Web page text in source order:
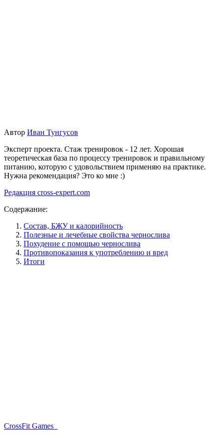
Автор Иван Тунгусов
Эксперт проекта. Стаж тренировок - 12 лет. Хорошая
теоретическая база по процессу тренировок и правильному
питанию, которую с удовольствием применяю на практике.
Нужна рекомендация? Это ко мне :)
Редакция cross-expert.com
Содержание:
Состав, БЖУ и калорийность
Полезные и лечебные свойства чернослива
Похудение с помощью чернослива
Противопоказания к употреблению и вред
Итоги
CrossFit Games